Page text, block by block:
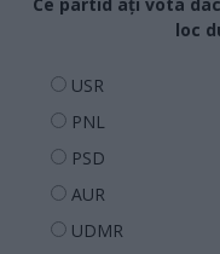
loc
USR
PNL
PSD
AUR
UDMR